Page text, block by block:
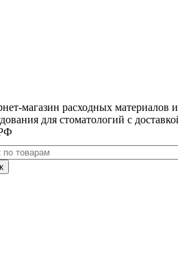
магазин расходных материалов и
для стоматологий с